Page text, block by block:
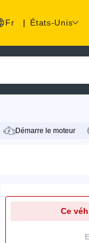
Fr | États-Unis
Démarre le moteur
Ce